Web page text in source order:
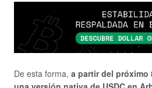
De esta forma, a partir del próximo